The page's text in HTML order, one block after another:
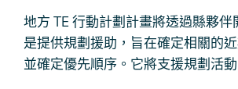
地方 TE 行動計劃計畫將透過縣夥
是提供規劃援助，旨在確定相關的
並確定優先順序。它將支援規劃活動